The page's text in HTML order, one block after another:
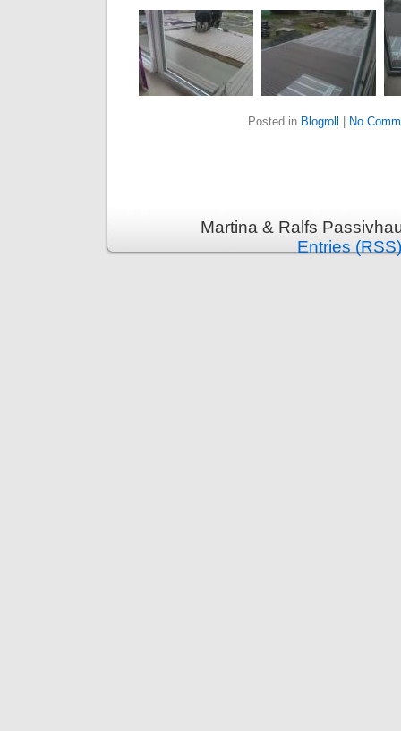
Posted in Blogroll No
Martina & Ralfs
Entries (RSS)